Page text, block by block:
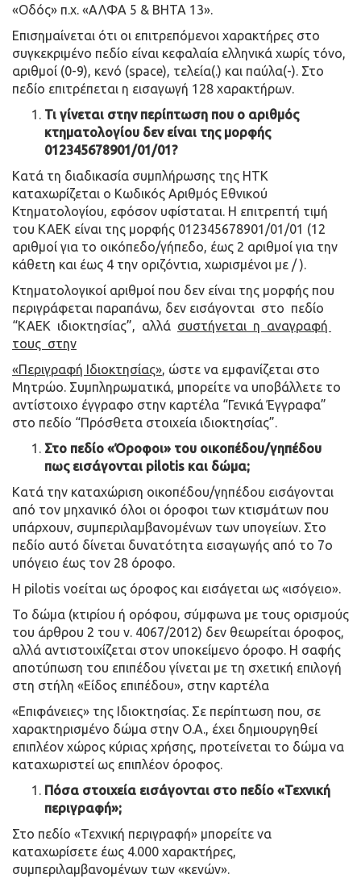
«Οδός» π.χ. «ΑΛΦΑ 5 & ΒΗΤΑ 13».
Επισημαίνεται ότι οι επιτρεπόμενοι χαρακτήρες στο
συγκεκριμένο πεδίο είναι κεφαλαία ελληνικά χωρίς τόνο,
αριθμοί (0-9), κενό (space), τελεία(.) και παύλα(-). Στο
πεδίο επιτρέπεται η εισαγωγή 128 χαρακτήρων.
Τι γίνεται στην περίπτωση που ο αριθμός
κτηματολογίου δεν είναι της μορφής
012345678901/01/01?
Κατά τη διαδικασία συμπλήρωσης της ΗΤΚ
καταχωρίζεται ο Κωδικός Αριθμός Εθνικού
Κτηματολογίου, εφόσον υφίσταται. Η επιτρεπτή τιμή
του ΚΑΕΚ είναι της μορφής 012345678901/01/01 (12
αριθμοί για το οικόπεδο/γήπεδο, έως 2 αριθμοί για την
κάθετη και έως 4 την οριζόντια, χωρισμένοι με / ).
Κτηματολογικοί αριθμοί που δεν είναι της μορφής που
περιγράφεται παραπάνω, δεν εισάγονται στο πεδίο
“ΚΑΕΚ ιδιοκτησίας”, αλλά συστήνεται η αναγραφή
τους στην
«Περιγραφή Ιδιοκτησίας», ώστε να εμφανίζεται στο
Μητρώο. Συμπληρωματικά, μπορείτε να υποβάλλετε το
αντίστοιχο έγγραφο στην καρτέλα “Γενικά Έγγραφα”
στο πεδίο “Πρόσθετα στοιχεία ιδιοκτησίας”.
Στο πεδίο «Όροφοι» του οικοπέδου/γηπέδου
πως εισάγονται pilotis και δώμα;
Κατά την καταχώριση οικοπέδου/γηπέδου εισάγονται
από τον μηχανικό όλοι οι όροφοι των κτισμάτων που
υπάρχουν, συμπεριλαμβανομένων των υπογείων. Στο
πεδίο αυτό δίνεται δυνατότητα εισαγωγής από το 7ο
υπόγειο έως τον 28 όροφο.
Η pilotis νοείται ως όροφος και εισάγεται ως «ισόγειο».
Το δώμα (κτιρίου ή ορόφου, σύμφωνα με τους ορισμούς
του άρθρου 2 του ν. 4067/2012) δεν θεωρείται όροφος,
αλλά αντιστοιχίζεται στον υποκείμενο όροφο. Η σαφής
αποτύπωση του επιπέδου γίνεται με τη σχετική επιλογή
στη στήλη «Είδος επιπέδου», στην καρτέλα
«Επιφάνειες» της Ιδιοκτησίας. Σε περίπτωση που, σε
χαρακτηρισμένο δώμα στην Ο.Α., έχει δημιουργηθεί
επιπλέον χώρος κύριας χρήσης, προτείνεται το δώμα να
καταχωριστεί ως επιπλέον όροφος.
Πόσα στοιχεία εισάγονται στο πεδίο «Τεχνική
περιγραφή»;
Στο πεδίο «Τεχνική περιγραφή» μπορείτε να
καταχωρίσετε έως 4.000 χαρακτήρες,
συμπεριλαμβανομένων των «κενών».